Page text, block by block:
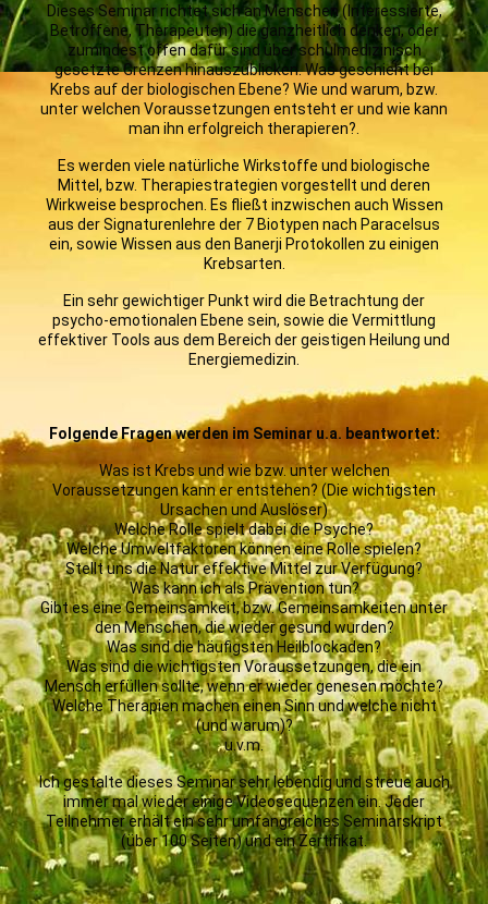
Dieses Seminar richtet sich an Menschen (Interessierte,
Betroffene, Therapeuten) die ganzheitlich denken, oder
zumindest offen dafür sind über schulmedizinisch
gesetzte Grenzen hinauszublicken. Was geschieht bei
Krebs auf der biologischen Ebene? Wie und warum, bzw.
unter welchen Voraussetzungen entsteht er und wie kann
man ihn erfolgreich therapieren?.
Es werden viele natürliche Wirkstoffe und biologische
Mittel, bzw. Therapiestrategien vorgestellt und deren
Wirkweise besprochen. Es fließt inzwischen auch Wissen
aus der Signaturenlehre der 7 Biotypen nach Paracelsus
ein, sowie Wissen aus den Banerji Protokollen zu einigen
Krebsarten.
Ein sehr gewichtiger Punkt wird die Betrachtung der
psycho-emotionalen Ebene sein, sowie die Vermittlung
effektiver Tools aus dem Bereich der geistigen Heilung und
Energiemedizin.
Folgende Fragen werden im Seminar u.a. beantwortet:
Was ist Krebs und wie bzw. unter welchen
Voraussetzungen kann er entstehen? (Die wichtigsten
Ursachen und Auslöser)
Welche Rolle spielt dabei die Psyche?
Welche Umweltfaktoren können eine Rolle spielen?
Stellt uns die Natur effektive Mittel zur Verfügung?
Was kann ich als Prävention tun?
Gibt es eine Gemeinsamkeit, bzw. Gemeinsamkeiten unter
den Menschen, die wieder gesund wurden?
Was sind die häufigsten Heilblockaden?
Was sind die wichtigsten Voraussetzungen, die ein
Mensch erfüllen sollte, wenn er wieder genesen möchte?
Welche Therapien machen einen Sinn und welche nicht
(und warum)?
u.v.m.
Ich gestalte dieses Seminar sehr lebendig und streue auch
immer mal wieder einige Videosequenzen ein. Jeder
Teilnehmer erhält ein sehr umfangreiches Seminarskript
(über 100 Seiten) und ein Zertifikat.